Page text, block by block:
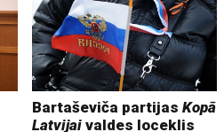
Bartaševiča partijasKopā
Latvijai valdes loceklis